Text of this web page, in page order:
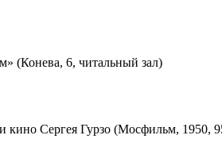
(Конева, 6, читальный зал)
кино Сергея Гурзо (Мосфильм, 1950,